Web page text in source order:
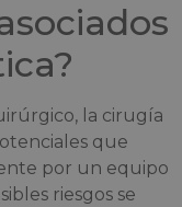
la cirugía
que
por un equipo
riesgos se